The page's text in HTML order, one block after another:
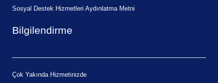
Sosyal Destek Hizmetleri Aydınlatma Metni
Bilgilendirme
Çok Yakında Hizmetinizde